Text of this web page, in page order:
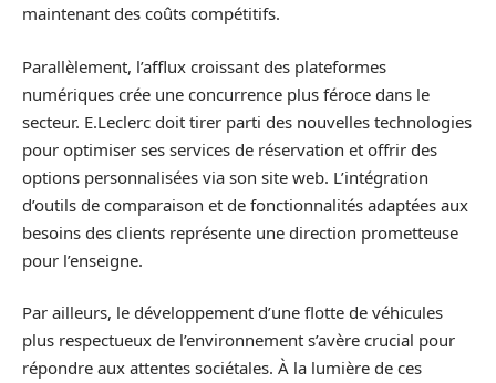
maintenant des coûts compétitifs.
Parallèlement, l’afflux croissant des plateformes
numériques crée une concurrence plus féroce dans le
secteur. E.Leclerc doit tirer parti des nouvelles technologies
pour optimiser ses services de réservation et offrir des
options personnalisées via son site web. L’intégration
d’outils de comparaison et de fonctionnalités adaptées aux
besoins des clients représente une direction prometteuse
pour l’enseigne.
Par ailleurs, le développement d’une flotte de véhicules
plus respectueux de l’environnement s’avère crucial pour
répondre aux attentes sociétales. À la lumière de ces